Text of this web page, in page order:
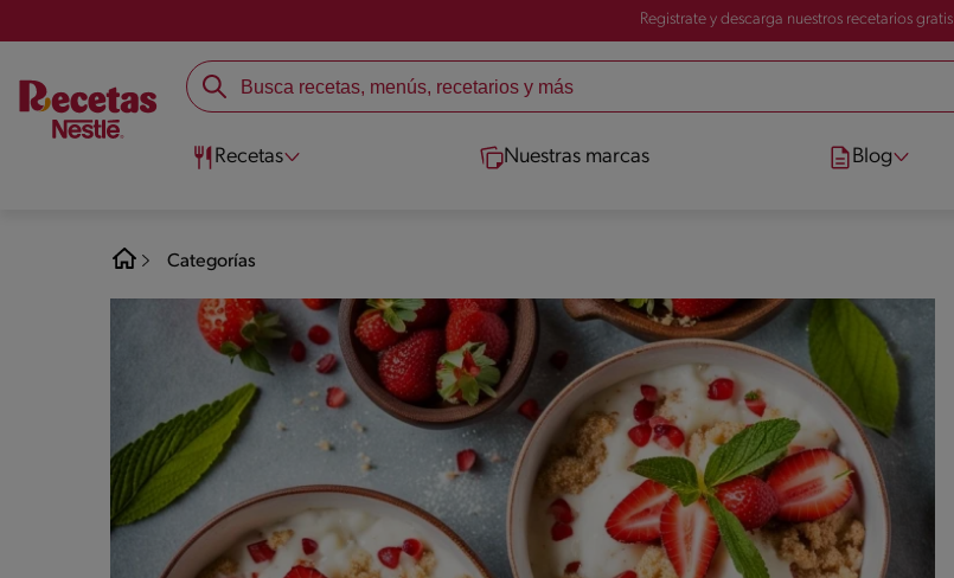
Registrate y descarga nuestros recetarios gratis
Recetas Nuestras marcas Blog
Categorías